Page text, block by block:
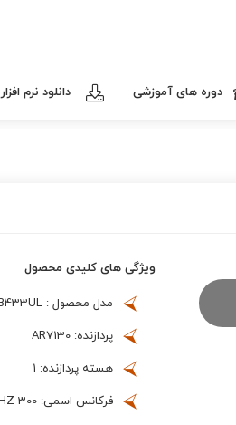
دوره های آموزشی دانلود نرم افزار
ویژگی های کلیدی محصول
مدل محصول : RB433UL
پردازنده: AR7130
هسته پردازنده: 1
فرکانس اسمی: 300 MHZ